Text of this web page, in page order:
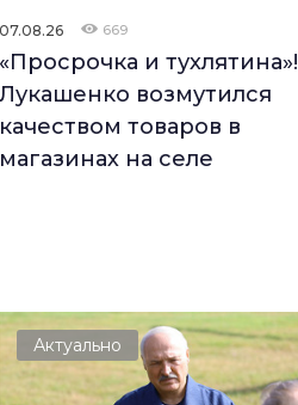
07.08.26 669
«Просрочка и тухлятина»!
Лукашенко возмутился
качеством товаров в
магазинах на селе
Актуально